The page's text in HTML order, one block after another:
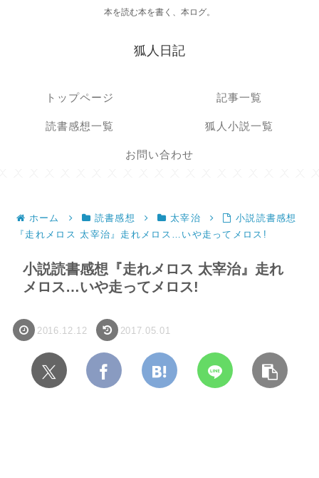
本を読む本を書く、本ログ。
狐人日記
トップページ 記事一覧
読書感想一覧 狐人小説一覧
お問い合わせ
ホーム 読書感想 太宰治
小説読書感想
『走れメロス 太宰治』走れメロス…いや走ってメロス!
小説読書感想『走れメロス 太宰治』走れ
メロス…いや走ってメロス!
2016.12.12 2017.05.01